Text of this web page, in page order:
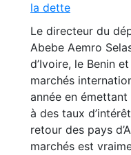
la dette
Le directeur du
Abebe Aemro
d’Ivoire, le Benin
marchés
année en
à des taux
retour des pays
marchés est